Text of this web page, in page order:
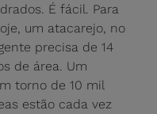
É fácil. Para
um atacarejo, no
precisa de 14
de área. Um
torno de 10 mil
estão cada vez